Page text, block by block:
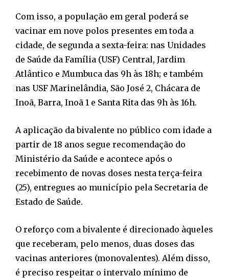
Com isso, a população em geral poderá se
vacinar em nove polos presentes em toda a
cidade, de segunda a sexta-feira: nas Unidades
de Saúde da Família (USF) Central, Jardim
Atlântico e Mumbuca das 9h às 18h; e também
nas USF Marinelândia, São José 2, Chácara de
Inoã, Barra, Inoã 1 e Santa Rita das 9h às 16h.
A aplicação da bivalente no público com idade a
partir de 18 anos segue recomendação do
Ministério da Saúde e acontece após o
recebimento de novas doses nesta terça-feira
(25), entregues ao município pela Secretaria de
Estado de Saúde.
O reforço com a bivalente é direcionado àqueles
que receberam, pelo menos, duas doses das
vacinas anteriores (monovalentes). Além disso,
é preciso respeitar o intervalo mínimo de